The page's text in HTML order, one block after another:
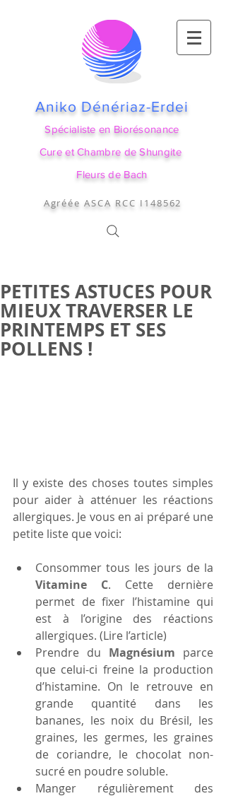
Aniko Dénériaz-Erdei
Spécialiste en Biorésonance
Cure et Chambre de Shungite
Fleurs de Bach
Agréée ASCA RCC I148562
PETITES ASTUCES POUR
MIEUX TRAVERSER LE
PRINTEMPS ET SES
POLLENS !
Il y existe des choses toutes simples
pour aider à atténuer les réactions
allergiques. Je vous en ai préparé une
petite liste que voici:
Vitamine C. Cette dernière
permet de fixer l’histamine qui
est à l’origine des réactions
allergiques. (Lire l’article)
Prendre du Magnésium parce
que celui-ci freine la production
d’histamine. On le retrouve en
grande quantité dans les
bananes, les noix du Brésil, les
graines, les germes, les graines
de coriandre, le chocolat non-
sucré en poudre soluble.